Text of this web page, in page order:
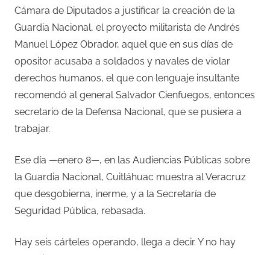
Cámara de Diputados a justificar la creación de la
Guardia Nacional, el proyecto militarista de Andrés
Manuel López Obrador, aquel que en sus días de
opositor acusaba a soldados y navales de violar
derechos humanos, el que con lenguaje insultante
recomendó al general Salvador Cienfuegos, entonces
secretario de la Defensa Nacional, que se pusiera a
trabajar.
Ese día —enero 8—, en las Audiencias Públicas sobre
la Guardia Nacional, Cuitláhuac muestra al Veracruz
que desgobierna, inerme, y a la Secretaría de
Seguridad Pública, rebasada.
Hay seis cárteles operando, llega a decir. Y no hay